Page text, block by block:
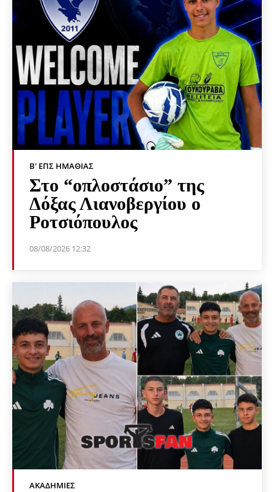
Β' ΕΠΣ ΗΜΑΘΊΑΣ
Στο “οπλοστάσιο” της
Δόξας Λιανοβεργίου ο
Ροτσιόπουλος
08/08/2026 12:32
ΑΚΑΔΗΜΊΕΣ